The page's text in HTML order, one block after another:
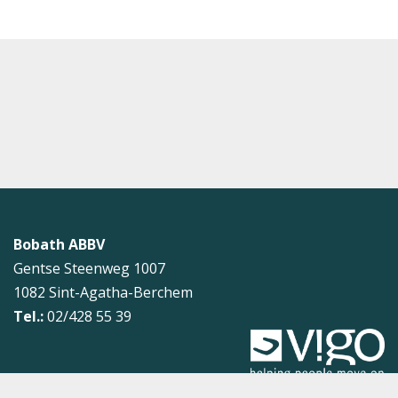
Bobath ABBV
Gentse Steenweg 1007
1082 Sint-Agatha-Berchem
Tel.:02/428 55 39